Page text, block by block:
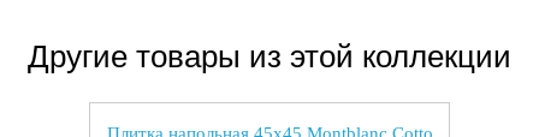
Другие товары из этой коллекции